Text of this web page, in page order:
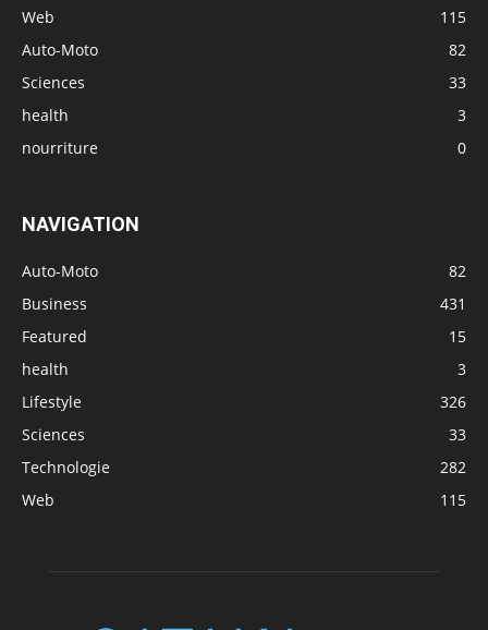
Web
115
Auto-Moto
82
Sciences
33
health
3
nourriture
0
NAVIGATION
Auto-Moto
82
Business
431
Featured
15
health
3
Lifestyle
326
Sciences
33
Technologie
282
Web
115